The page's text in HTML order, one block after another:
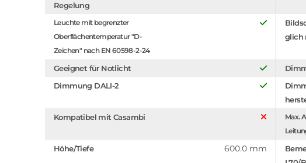
Regelung
Leuchte mit begrenzter
Oberflächentemperatur "D-
Zeichen" nach EN 60598-2-24
glich
Geeignet für Notlicht
Dimmung DALI-2
Kompatibel mit Casambi
Max.
Höhe/Tiefe 600.0 mm